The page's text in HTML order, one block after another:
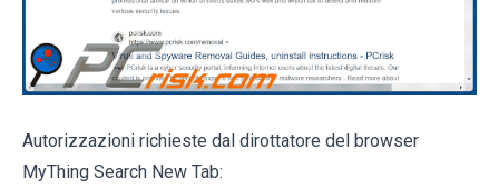
Autorizzazioni richieste dal dirottatore del browser
MyThing Search New Tab: